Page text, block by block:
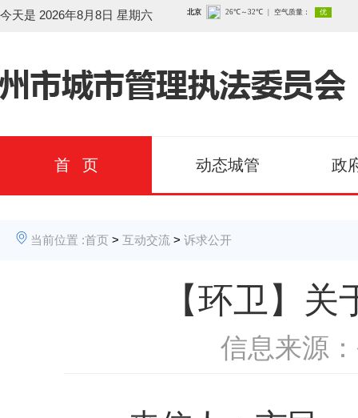
今天是 2026年8月8日 星期六
首 页 动态城管 政
当前位置 :首页 > 互动交流 > 诉求公开
【环卫】
信息来源